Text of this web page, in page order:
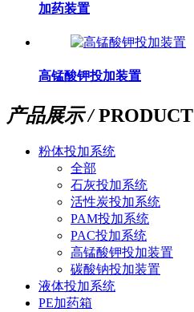
加药装置
高锰酸钾投加装置
产品展示 /PRODUCT
粉体投加系统
全部
石灰投加系统
活性炭投加系统
PAM投加系统
PAC投加系统
高锰酸钾投加装置
碳酸钠投加装置
液体投加系统
PE加药箱